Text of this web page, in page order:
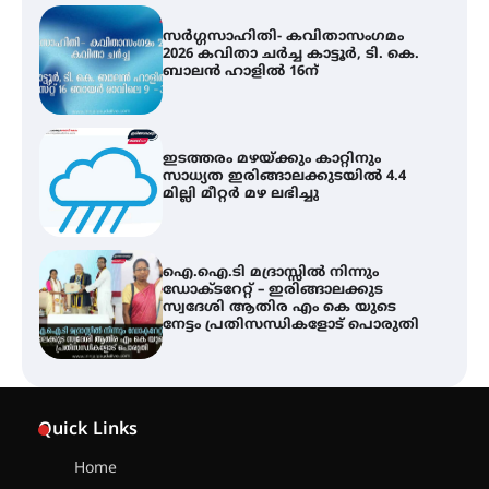
സർഗ്ഗസാഹിതി- കവിതാസംഗമം
2026 കവിതാ ചർച്ച കാട്ടൂർ, ടി. കെ.
ബാലൻ ഹാളിൽ 16ന്
ഇടത്തരം മഴയ്ക്കും കാറ്റിനും
സാധ്യത ഇരിങ്ങാലക്കുടയിൽ 4.4
മില്ലി മീറ്റർ മഴ ലഭിച്ചു
ഐ.ഐ.ടി മദ്രാസ്സിൽ നിന്നും
ഡോക്ടറേറ്റ് – ഇരിങ്ങാലക്കുട
സ്വദേശി ആതിര എം കെ യുടെ
നേട്ടം പ്രതിസന്ധികളോട് പൊരുതി
Quick Links
Home